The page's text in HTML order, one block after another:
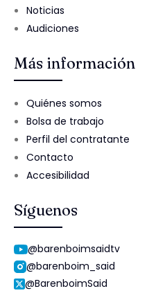
Noticias
Audiciones
Más información
Quiénes somos
Bolsa de trabajo
Perfil del contratante
Contacto
Accesibilidad
Síguenos
@barenboimsaidtv
@barenboim_said
@BarenboimSaid